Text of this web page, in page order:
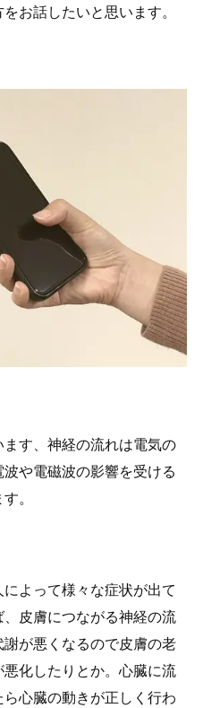
お話したいと思います。
す、神経の流れは電気の
や電磁波の影響を受ける
。
よって様々な症状が出て
皮膚につながる神経の流
が悪くなるので皮膚の老
化したりとか。心臓に流
心臓の動きが正しく行わ